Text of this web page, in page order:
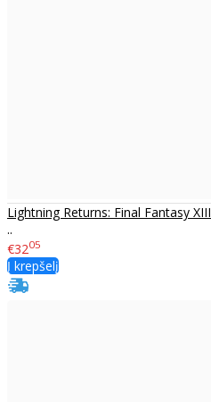
Lightning Returns: Final Fantasy XIII
..
€3205
Į krepšelį